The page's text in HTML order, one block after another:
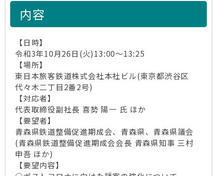
内容
【日時】
令和3年10月26日(火)13:00～13:25
【場所】
東日本旅客鉄道株式会社本社ビル(東京都渋谷区
代々木二丁目2番2号)
【対応者】
代表取締役副社長 喜㔟 陽一 氏 ほか
【要望者】
青森県鉄道整備促進期成会、青森県、青森県議会
(青森県鉄道整備促進期成会会長 青森県知事 三村
申吾 ほか)
【要望内容】